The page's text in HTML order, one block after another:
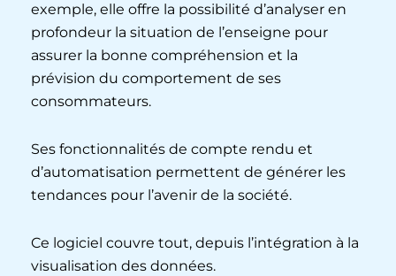
exemple, elle offre la possibilité d’analyser en
profondeur la situation de l’enseigne pour
assurer la bonne compréhension et la
prévision du comportement de ses
consommateurs.
Ses fonctionnalités de compte rendu et
d’automatisation permettent de générer les
tendances pour l’avenir de la société.
Ce logiciel couvre tout, depuis l’intégration à la
visualisation des données.